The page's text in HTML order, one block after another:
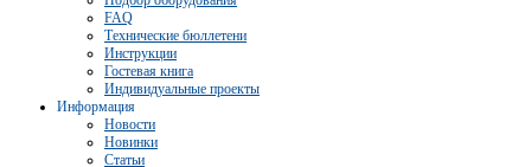
FAQ
Технические бюллетени
Инструкции
Гостевая книга
Индивидуальные проекты
Информация
Новости
Новинки
Статьи